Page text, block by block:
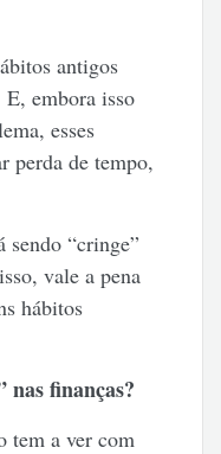
antigos
embora isso
esses
perda de tempo,
sendo “cringe”
vale a pena
hábitos
nas finanças?
tem a ver com